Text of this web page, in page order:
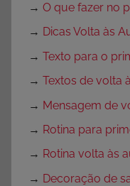
→ O que fazer no
→ Dicas Volta às
→ Texto para o
→ Textos de volta
→ Mensagem de
→ Rotina para
→ Rotina volta às
→ Decoração de